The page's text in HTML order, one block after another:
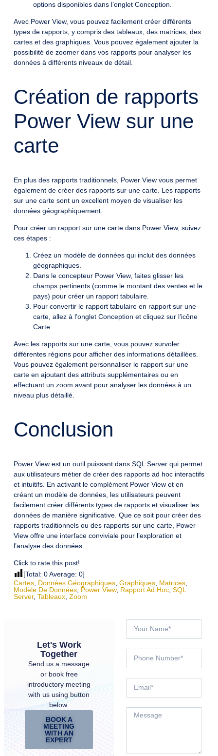
options disponibles dans l’onglet Conception.
Avec Power View, vous pouvez facilement créer différents
types de rapports, y compris des tableaux, des matrices, des
cartes et des graphiques. Vous pouvez également ajouter la
possibilité de zoomer dans vos rapports pour analyser les
données à différents niveaux de détail.
Création de rapports
Power View sur une
carte
En plus des rapports traditionnels, Power View vous permet
également de créer des rapports sur une carte. Les rapports
sur une carte sont un excellent moyen de visualiser les
données géographiquement.
Pour créer un rapport sur une carte dans Power View, suivez
ces étapes :
Créez un modèle de données qui inclut des données
géographiques.
Dans le concepteur Power View, faites glisser les
champs pertinents (comme le montant des ventes et le
pays) pour créer un rapport tabulaire.
Pour convertir le rapport tabulaire en rapport sur une
carte, allez à l’onglet Conception et cliquez sur l’icône
Carte.
Avec les rapports sur une carte, vous pouvez survoler
différentes régions pour afficher des informations détaillées.
Vous pouvez également personnaliser le rapport sur une
carte en ajoutant des attributs supplémentaires ou en
effectuant un zoom avant pour analyser les données à un
niveau plus détaillé.
Conclusion
Power View est un outil puissant dans SQL Server qui permet
aux utilisateurs métier de créer des rapports ad hoc interactifs
et intuitifs. En activant le complément Power View et en
créant un modèle de données, les utilisateurs peuvent
facilement créer différents types de rapports et visualiser les
données de manière significative. Que ce soit pour créer des
rapports traditionnels ou des rapports sur une carte, Power
View offre une interface conviviale pour l’exploration et
l’analyse des données.
Click to rate this post!
[Total: 0Average: 0]
Cartes Données Géographiques Graphiques Matrices
Modèle De Données Power View, Rapport Ad Hoc SQL
Server, Tableaux Zoom
Let's Work
Together
Send us a message
or book free
introductory meeting
with us using button
below.
BOOK A
MEETING
WITH AN
EXPERT